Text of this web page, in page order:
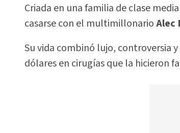
Criada en una familia de clase
casarse con el multimillonarioAlec
Su vida combinó lujo, controversia
dólares en cirugías que la hicieron